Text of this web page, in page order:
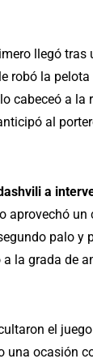
llegó
robó la
cabeceó a la
al
a
aprovechó un
palo y
la grada de
el
una ocasión